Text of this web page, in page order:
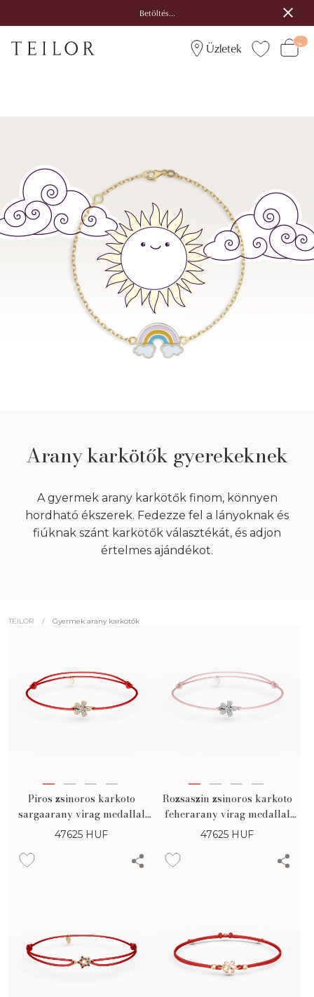
Betöltés...
Üzletek
Arany karkötők gyerekeknek
A gyermek arany karkötők finom, könnyen
hordható ékszerek. Fedezze fel a lányoknak és
fiúknak szánt karkötők választékát, és adjon
értelmes ajándékot.
TEILOR / Gyermek arany karkötők
Piros zsinoros karkoto
sargaarany virag medallal
zirconiakkal gyermekeknek
47625 HUF
Rozsaszin zsinoros karkoto
feherarany virag medallal
zirconiakkal gyermekeknek
47625 HUF